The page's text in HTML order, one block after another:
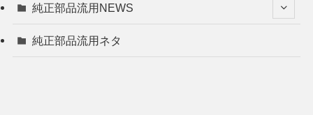
純正部品流用NEWS
純正部品流用ネタ